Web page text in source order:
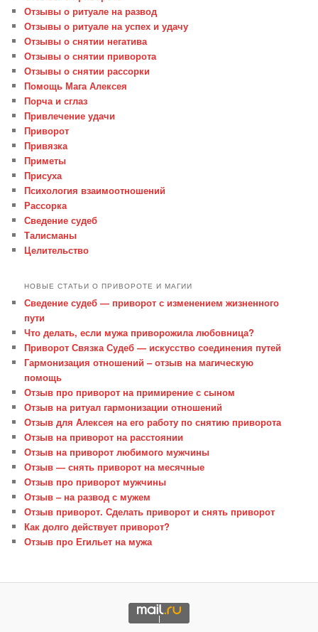
Отзывы о ритуале на развод
Отзывы о ритуале на успех и удачу
Отзывы о снятии негатива
Отзывы о снятии приворота
Отзывы о снятии рассорки
Помощь Мага Алексея
Порча и сглаз
Привлечение удачи
Приворот
Привязка
Приметы
Присуха
Психология взаимоотношений
Рассорка
Сведение судеб
Талисманы
Целительство
НОВЫЕ СТАТЬИ О ПРИВОРОТЕ И МАГИИ
Сведение судеб — приворот с изменением жизненного
пути
Что делать, если мужа приворожила любовница?
Приворот Связка Судеб — искусство соединения путей
Гармонизация отношений – отзыв на магическую
помощь
Отзыв про приворот на примирение с сыном
Отзыв на ритуал гармонизации отношений
Отзыв для Алексея на его работу по снятию приворота
Отзыв на приворот на расстоянии
Отзыв на приворот любимого мужчины
Отзыв — снять приворот на месячные
Отзыв про приворот мужчины
Отзыв – на развод с мужем
Отзыв приворот. Сделать приворот и снять приворот
Как долго действует приворот?
Отзыв про Егильет на мужа